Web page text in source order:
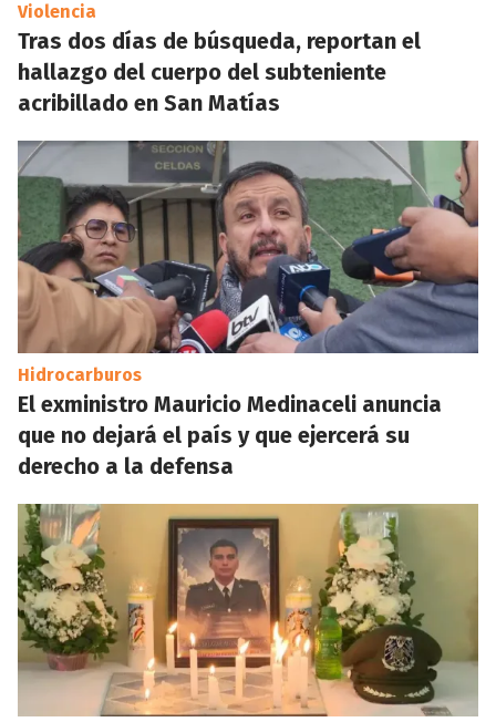
Violencia
Tras dos días de búsqueda, reportan el
hallazgo del cuerpo del subteniente
acribillado en San Matías
Hidrocarburos
El exministro Mauricio Medinaceli anuncia
que no dejará el país y que ejercerá su
derecho a la defensa